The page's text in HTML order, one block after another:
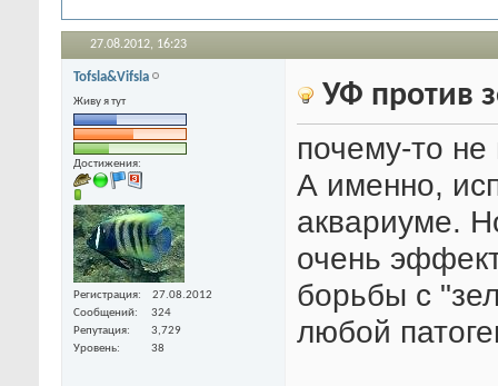
27.08.2012, 16:23
Tofsla&Vifsla
Живу я тут
Достижения:
Регистрация
27.08.2012
Сообщений
324
Репутация
3,729
Уровень
38
УФ против
почему-то
А именно,
аквариуме.
очень
борьбы с
любой